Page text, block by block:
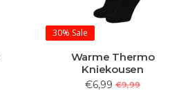
30% Sale
Warme Thermo
Kniekousen
€6,99 €9,99